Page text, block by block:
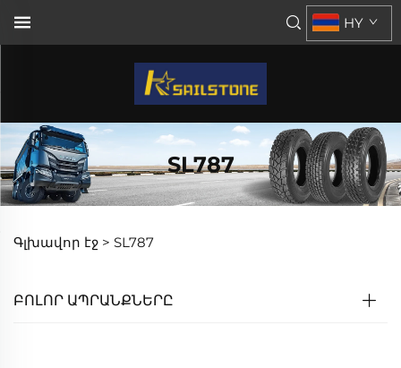
HY
SL787
Գլխավոր էջ > SL787
ԲՈԼՈՐ ԱՊՐԱՆՔՆԵՐԸ